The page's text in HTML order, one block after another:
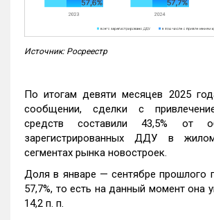
Источник: Росреестр
По итогам девяти месяцев 2025
сообщении, сделки с
средств составили 43,5% от
зарегистрированных ДДУ в
сегментах рынка новостроек.
Доля в январе — сентябре прошлого
57,7%, то есть на данный момент она
14,2 п. п.